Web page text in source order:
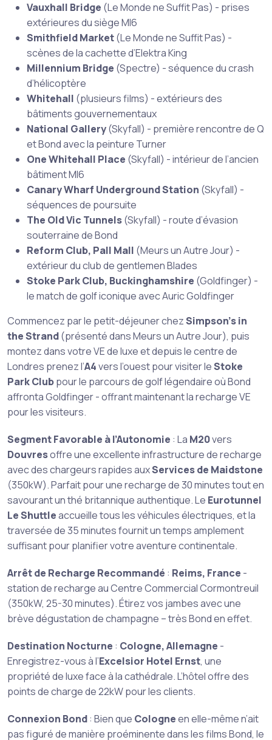
Vauxhall Bridge (Le Monde ne Suffit Pas) - prises
extérieures du siège MI6
Smithfield Market(Le Monde ne Suffit Pas) -
scènes de la cachette d’Elektra King
Millennium Bridge (Spectre) - séquence du crash
d’hélicoptère
Whitehall (plusieurs films) - extérieurs des
bâtiments gouvernementaux
National Gallery(Skyfall) - première rencontre de Q
et Bond avec la peinture Turner
One Whitehall Place (Skyfall) - intérieur de l’ancien
bâtiment MI6
Canary Wharf Underground Station (Skyfall) -
séquences de poursuite
The Old Vic Tunnels(Skyfall) - route d’évasion
souterraine de Bond
Reform Club, Pall Mall (Meurs un Autre Jour) -
extérieur du club de gentlemen Blades
Stoke Park Club, Buckinghamshire (Goldfinger) -
le match de golf iconique avec Auric Goldfinger
Commencez par le petit-déjeuner chezSimpson’s in
the Strand(présenté dans Meurs un Autre Jour), puis
montez dans votre VE de luxe et depuis le centre de
Londres prenez l’A4vers l’ouest pour visiter leStoke
Park Clubpour le parcours de golf légendaire où Bond
affronta Goldfinger - offrant maintenant la recharge VE
pour les visiteurs.
Segment Favorable à l’Autonomie : La M20vers
Douvresoffre une excellente infrastructure de recharge
avec des chargeurs rapides auxServices de Maidstone
(350kW). Parfait pour une recharge de 30 minutes tout en
savourant un thé britannique authentique. Le Eurotunnel
Le Shuttleaccueille tous les véhicules électriques, et la
traversée de 35 minutes fournit un temps amplement
suffisant pour planifier votre aventure continentale.
Arrêt de Recharge Recommandé : Reims, France -
station de recharge au Centre Commercial Cormontreuil
(350kW, 25-30 minutes). Étirez vos jambes avec une
brève dégustation de champagne – très Bond en effet.
Destination Nocturne : Cologne, Allemagne -
Enregistrez-vous à l’Excelsior Hotel Ernst, une
propriété de luxe face à la cathédrale. L’hôtel offre des
points de charge de 22kW pour les clients.
Connexion Bond: Bien que Cologneen elle-même n’ait
pas figuré de manière proéminente dans les films Bond, le